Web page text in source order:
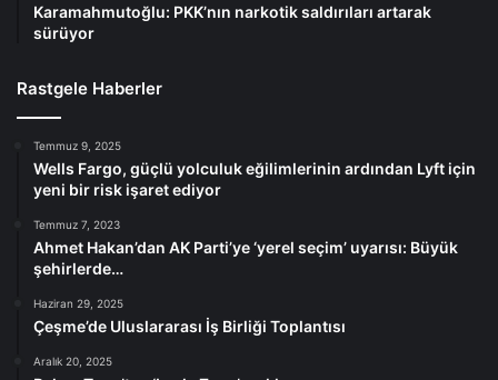
Karamahmutoğlu: PKK’nın narkotik saldırıları artarak
sürüyor
Rastgele Haberler
Temmuz 9, 2025
Wells Fargo, güçlü yolculuk eğilimlerinin ardından Lyft için
yeni bir risk işaret ediyor
Temmuz 7, 2023
Ahmet Hakan’dan AK Parti’ye ‘yerel seçim’ uyarısı: Büyük
şehirlerde…
Haziran 29, 2025
Çeşme’de Uluslararası İş Birliği Toplantısı
Aralık 20, 2025